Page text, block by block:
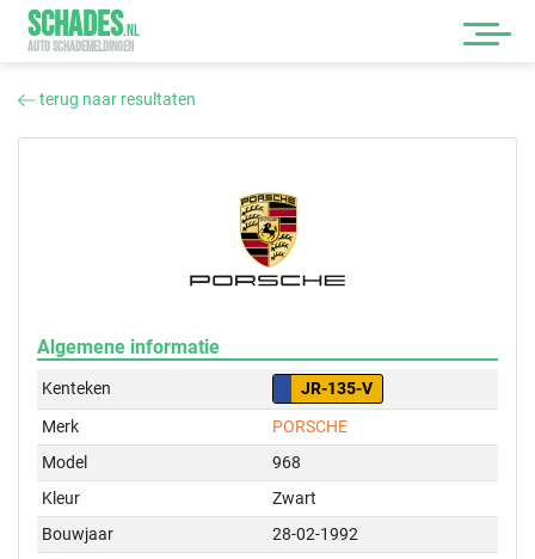
SCHADES.NL
AUTO SCHADEMELDINGEN
terug naar resultaten
Algemene informatie
Kenteken
JR-135-V
Merk
PORSCHE
Model
968
Kleur
Zwart
Bouwjaar
28-02-1992